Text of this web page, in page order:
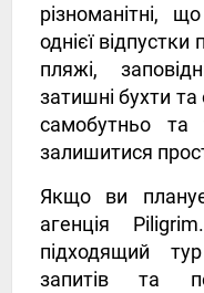
різноманітні,
однієї
пляжі,
затишні бухти
самобутньо та
залишитися
Якщо ви
агенція
підходящий
запитів та